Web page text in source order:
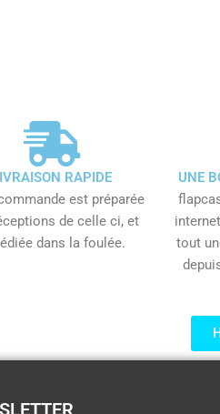
RAPIDE
est préparée
de celle ci, et
dans la foulée.
UNE
tout